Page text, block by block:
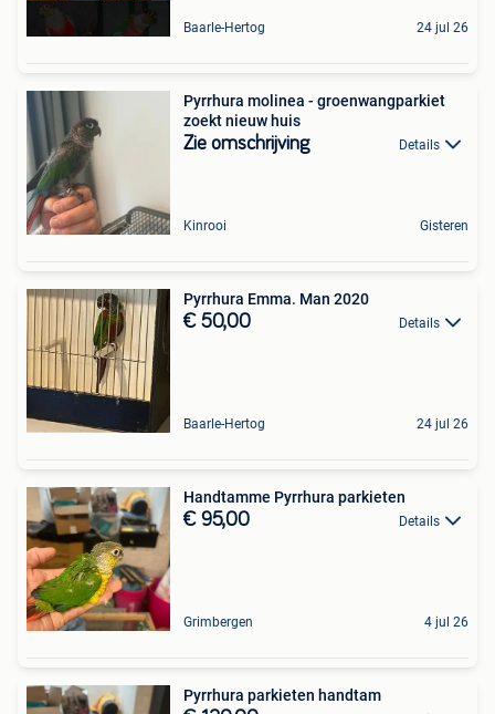
Baarle-Hertog 24 jul 26
Pyrrhura molinea - groenwangparkiet
zoekt nieuw huis
Zie omschrijving Details
Kinrooi Gisteren
Pyrrhura Emma. Man 2020
€ 50,00 Details
Baarle-Hertog 24 jul 26
Handtamme Pyrrhura parkieten
€ 95,00 Details
Grimbergen 4 jul 26
Pyrrhura parkieten handtam